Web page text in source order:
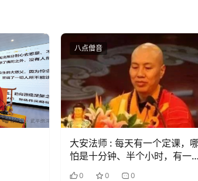
八点僧音
大安法师 : 每天有一个定课，
怕是十分钟、半个小时，有一
定课来规范自己
0 0 0